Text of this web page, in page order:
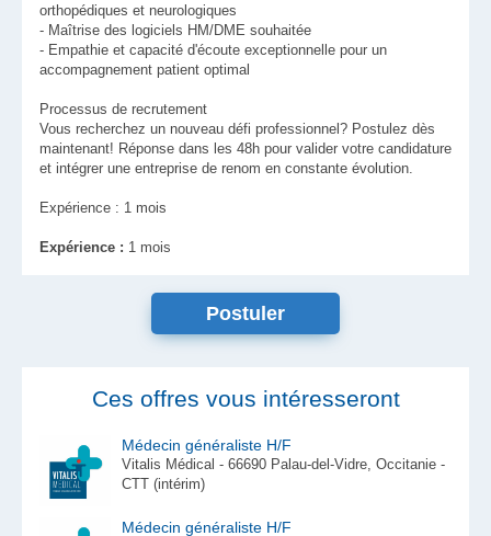
orthopédiques et neurologiques
- Maîtrise des logiciels HM/DME souhaitée
- Empathie et capacité d'écoute exceptionnelle pour un
accompagnement patient optimal
Processus de recrutement
Vous recherchez un nouveau défi professionnel? Postulez dès
maintenant! Réponse dans les 48h pour valider votre candidature
et intégrer une entreprise de renom en constante évolution.
Expérience : 1 mois
Expérience : 1 mois
Ces offres vous intéresseront
Médecin généraliste H/F
Vitalis Médical - 66690 Palau-del-Vidre, Occitanie -
CTT (intérim)
Médecin généraliste H/F